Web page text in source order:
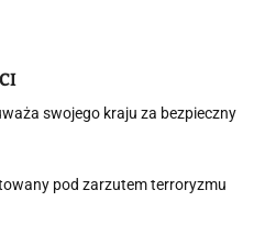
swojego kraju za bezpieczny
pod zarzutem terroryzmu